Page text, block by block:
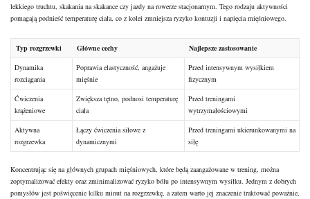
lekkiego truchtu, skakania na skakance czy jazdy na rowerze stacjonarnym. Tego rodzaju aktywności
pomagają podnieść temperaturę ciała, co z kolei zmniejsza ryzyko kontuzji i napięcia mięśniowego.
Typ rozgrzewki Główne cechy
Najlepsze zastosowanie
Dynamika
rozciągania
Poprawia elastyczność, angażuje
mięśnie
Przed intensywnym wysiłkiem
fizycznym
Ćwiczenia
krążeniowe
Zwiększa tętno, podnosi temperaturę
ciała
Przed treningami
wytrzymałościowymi
Aktywna
rozgrzewka
Łączy ćwiczenia siłowe z
dynamicznymi
Przed treningami ukierunkowanymi na
siłę
Koncentrując się na głównych grupach mięśniowych, które będą zaangażowane w trening, można
zoptymalizować efekty oraz zminimalizować ryzyko bólu po intensywnym wysiłku. Jednym z dobrych
pomysłów jest poświęcenie kilku minut na rozgrzewkę, a zatem warto jej znaczenie traktować poważnie,